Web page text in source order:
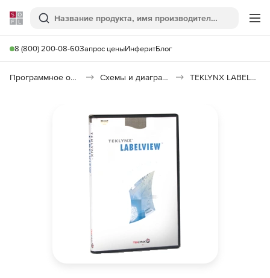
Softline
Поиск
8 (800) 200-08-60Запрос ценыИнферитБлог
Программное обеспечение для графики и дизайна Схемы и диаграммы TEKLYNX LABELVIEW